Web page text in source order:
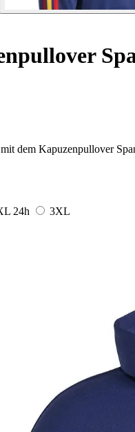
dem Kapuzenpullover
24h
3XL